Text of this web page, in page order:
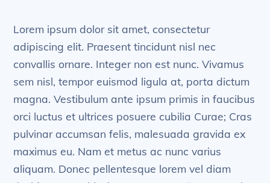
Lorem ipsum dolor sit amet, consectetur
adipiscing elit. Praesent tincidunt nisl nec
convallis ornare. Integer non est nunc. Vivamus
sem nisl, tempor euismod ligula at, porta dictum
magna. Vestibulum ante ipsum primis in faucibus
orci luctus et ultrices posuere cubilia Curae; Cras
pulvinar accumsan felis, malesuada gravida ex
maximus eu. Nam et metus ac nunc varius
aliquam. Donec pellentesque lorem vel diam